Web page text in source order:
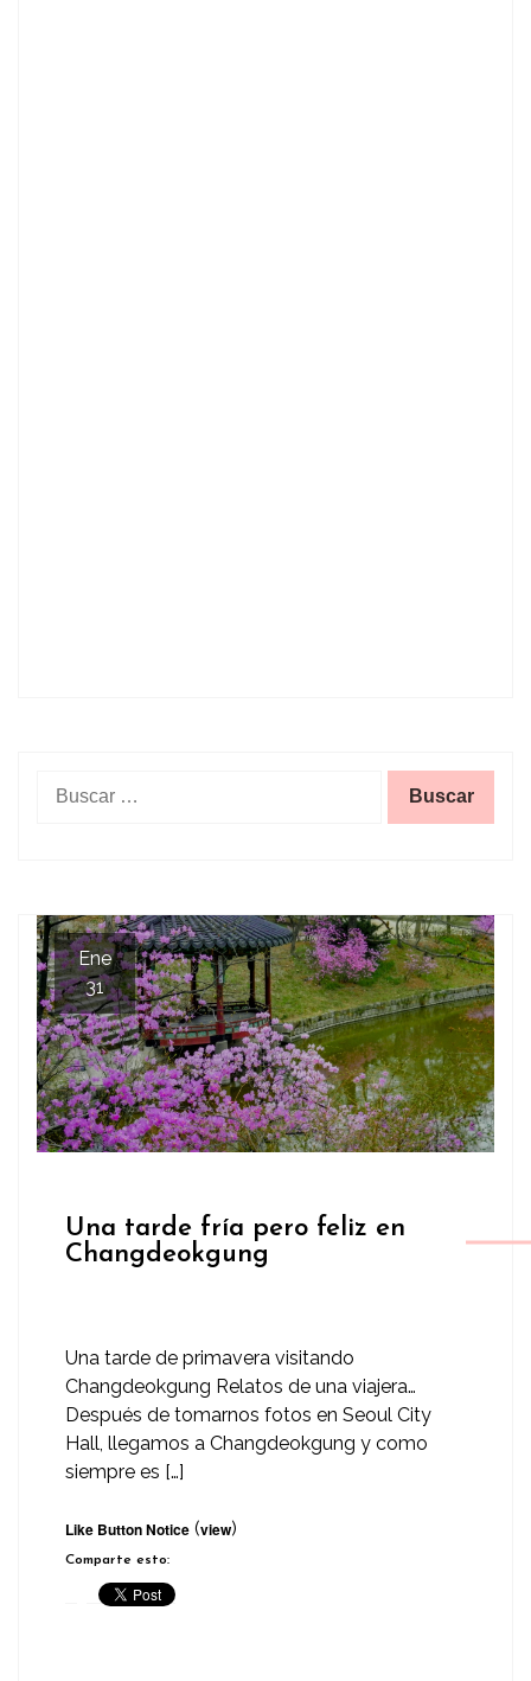
Ene
31
Una tarde fría pero feliz en
Changdeokgung
Una tarde de primavera visitando
Changdeokgung Relatos de una viajera…
Después de tomarnos fotos en Seoul City
Hall, llegamos a Changdeokgung y como
siempre es […]
Like Button Notice (view)
Comparte esto: